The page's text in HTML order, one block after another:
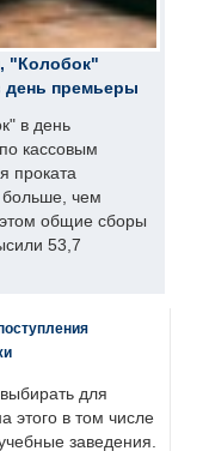
"Колобок"
день премьеры
в день
кассовым
проката
больше, чем
общие сборы
53,7
для
этого в том числе
заведения.